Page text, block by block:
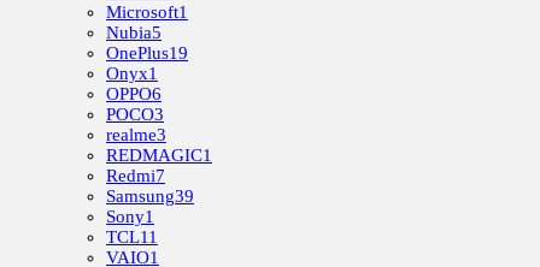
Microsoft1
Nubia5
OnePlus19
Onyx1
OPPO6
POCO3
realme3
REDMAGIC1
Redmi7
Samsung39
Sony1
TCL11
VAIO1